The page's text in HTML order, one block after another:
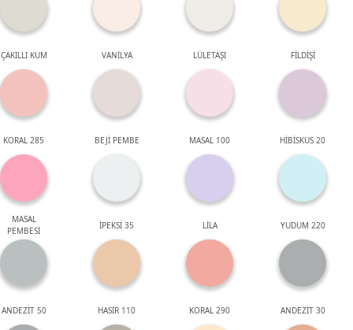
ÇAKILLI KUM VANİLYA LÜLETAŞI FİLDİŞİ
KORAL 285 BEJİ PEMBE MASAL 100 HİBİSKUS 20
MASAL
PEMBESİ
İPEKSİ 35 LİLA YUDUM 220
ANDEZİT 50 HASIR 110 KORAL 290 ANDEZİT 30